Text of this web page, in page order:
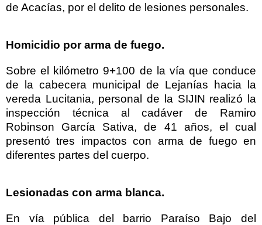
de Acacías, por el delito de lesiones personales.
Homicidio por arma de fuego.
Sobre el kilómetro 9+100 de la vía que conduce
de la cabecera municipal de Lejanías hacia la
vereda Lucitania, personal de la SIJIN realizó la
inspección técnica al cadáver de Ramiro
Robinson García Sativa, de 41 años, el cual
presentó tres impactos con arma de fuego en
diferentes partes del cuerpo.
Lesionadas con arma blanca.
En vía pública del barrio Paraíso Bajo del